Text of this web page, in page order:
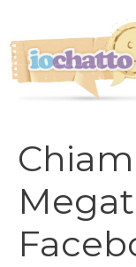
contenuto